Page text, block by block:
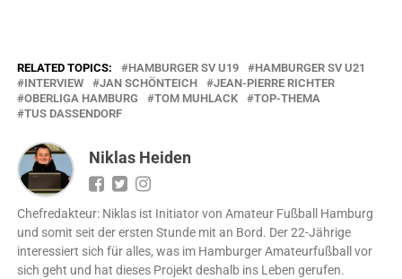
RELATED TOPICS: HAMBURGER SV U19
HAMBURGER SV U21
INTERVIEW
JAN SCHÖNTEICH
JEAN-PIERRE RICHTER
OBERLIGA HAMBURG
TOM MUHLACK
TOP-THEMA
TUS DASSENDORF
Niklas Heiden
Chefredakteur: Niklas ist Initiator von Amateur Fußball Hamburg
und somit seit der ersten Stunde mit an Bord. Der 22-Jährige
interessiert sich für alles, was im Hamburger Amateurfußball vor
sich geht und hat dieses Projekt deshalb ins Leben gerufen.